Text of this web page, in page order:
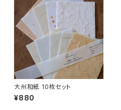
大州和紙 10枚セット
¥880